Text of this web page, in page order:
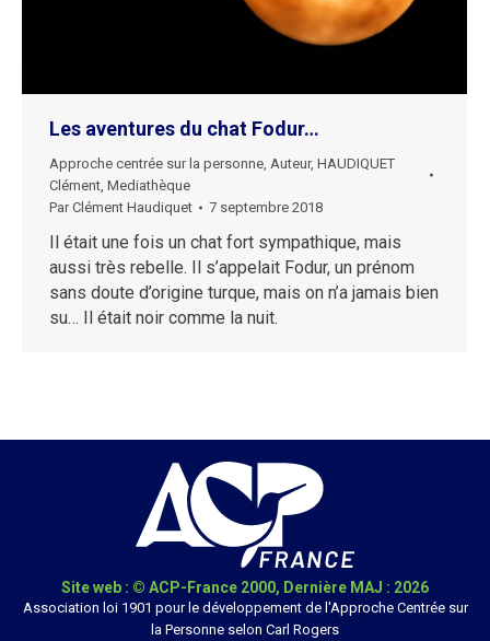
Les aventures du chat Fodur…
Approche centrée sur la personne Auteur, HAUDIQUET
Clément Mediathèque
ParClément Haudiquet 7 septembre 2018
Il était une fois un chat fort sympathique, mais
aussi très rebelle. Il s’appelait Fodur, un prénom
sans doute d’origine turque, mais on n’a jamais bien
su… Il était noir comme la nuit.
Site web : © ACP-France 2000, Dernière MAJ : 2026
Association loi 1901 pour le développement de l'Approche Centrée sur
la Personne selon Carl Rogers